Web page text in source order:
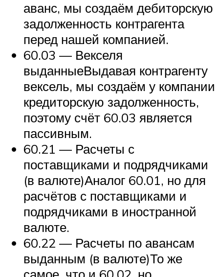
аванс, мы создаём дебиторскую
задолженность контрагента
перед нашей компанией.
60.03 — Векселя
выданныеВыдавая контрагенту
вексель, мы создаём у компании
кредиторскую задолженность,
поэтому счёт 60.03 является
пассивным.
60.21 — Расчеты с
поставщиками и подрядчиками
(в валюте)Аналог 60.01, но для
расчётов с поставщиками и
подрядчиками в иностранной
валюте.
60.22 — Расчеты по авансам
выданным (в валюте)То же